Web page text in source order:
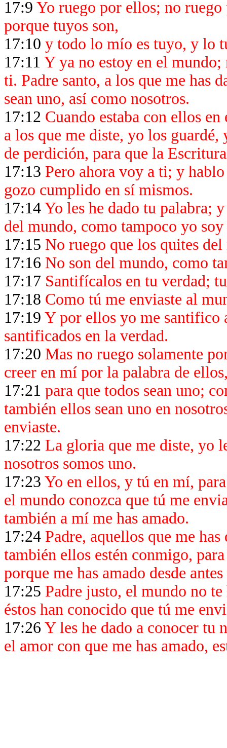
17:9 Yo ruego por ellos; no
porque tuyos son,
17:10 y todo lo mío es tuyo, y lo
17:11 Y ya no estoy en el mundo;
ti. Padre santo, a los que me has
sean uno, así como nosotros.
17:12 Cuando estaba con ellos
a los que me diste, yo los
de perdición, para que la
17:13 Pero ahora voy a ti; y
gozo cumplido en sí mismos.
17:14 Yo les he dado tu palabra;
del mundo, como tampoco yo
17:15 No ruego que los quites
17:16 No son del mundo, como
17:17 Santifícalos en tu verdad;
17:18 Como tú me enviaste al
17:19 Y por ellos yo me santifico
santificados en la verdad.
17:20 Mas no ruego solamente
creer en mí por la palabra de
17:21 para que todos sean uno;
también ellos sean uno en
enviaste.
17:22 La gloria que me diste, yo
nosotros somos uno.
17:23 Yo en ellos, y tú en mí,
el mundo conozca que tú me
también a mí me has amado.
17:24 Padre, aquellos que me
también ellos estén conmigo,
porque me has amado desde
17:25 Padre justo, el mundo no
éstos han conocido que tú me
17:26 Y les he dado a conocer tu
el amor con que me has amado,